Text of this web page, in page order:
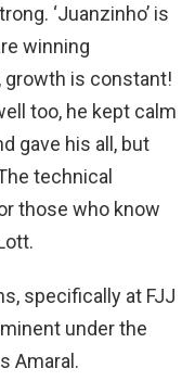
‘Juanzinho’ is
winning
growth is constant!
too, he kept calm
gave his all, but
technical
those who know
specifically at FJJ
under the
Amaral.